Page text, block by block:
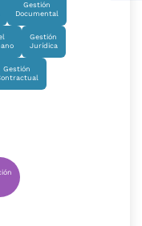
Gestión
Documental
Gestión
Jurídica
Gestión